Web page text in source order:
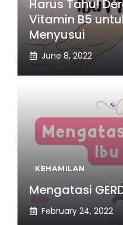
Harus Tahu!
Vitamin B5
Menyusui
June 8, 2022
KEHAMILAN
Mengatasi
February 24, 2022